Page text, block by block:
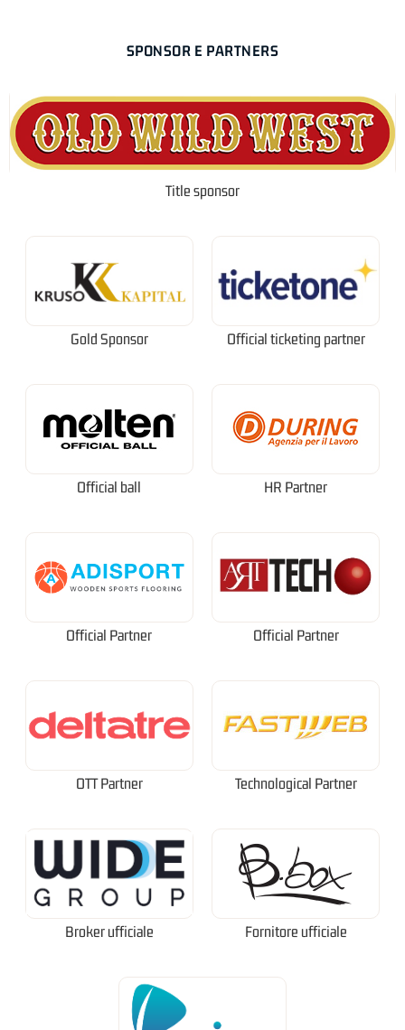
SPONSOR E PARTNERS
Title sponsor
Gold Sponsor Official ticketing partner
Official ball HR Partner
Official Partner Official Partner
OTT Partner Technological Partner
Broker ufficiale Fornitore ufficiale